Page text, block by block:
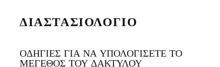
ΔΙΑΣΤΑΣΙΟΛΟΓΙΟ
ΟΔΗΓΙΕΣ ΓΙΑ ΝΑ ΥΠΟΛΟΓΙΣΕΤΕ ΤΟ
ΜΕΓΕΘΟΣ ΤΟΥ ΔΑΚΤΥΛΟΥ